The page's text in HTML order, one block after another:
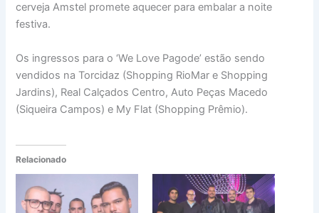
cerveja Amstel promete aquecer para embalar a noite
festiva.
Os ingressos para o ‘We Love Pagode’ estão sendo
vendidos na Torcidaz (Shopping RioMar e Shopping
Jardins), Real Calçados Centro, Auto Peças Macedo
(Siqueira Campos) e My Flat (Shopping Prêmio).
Relacionado